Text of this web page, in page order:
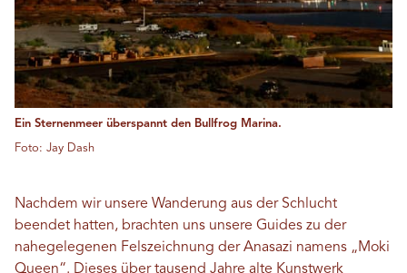
Ein Sternenmeer überspannt den Bullfrog Marina.
Foto: Jay Dash
Nachdem wir unsere Wanderung aus der Schlucht
beendet hatten, brachten uns unsere Guides zu der
nahegelegenen Felszeichnung der Anasazi namens „Moki
Queen“. Dieses über tausend Jahre alte Kunstwerk